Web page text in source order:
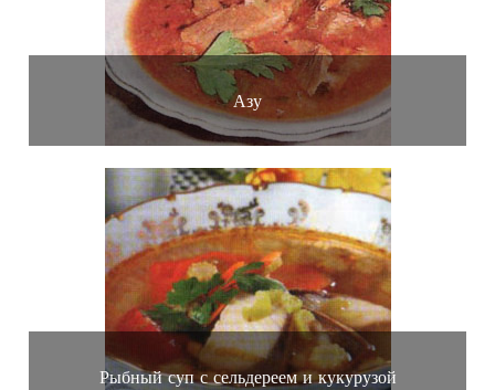
Азу
Рыбный суп с сельдереем и кукурузой